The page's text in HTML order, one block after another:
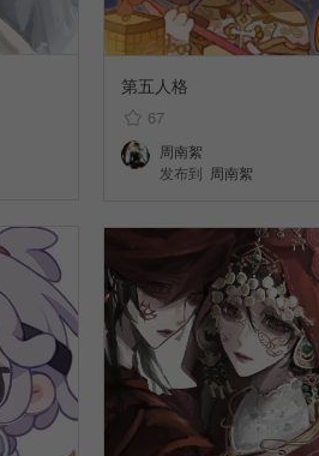
第五人格
67
周南絮
发布到 周南絮